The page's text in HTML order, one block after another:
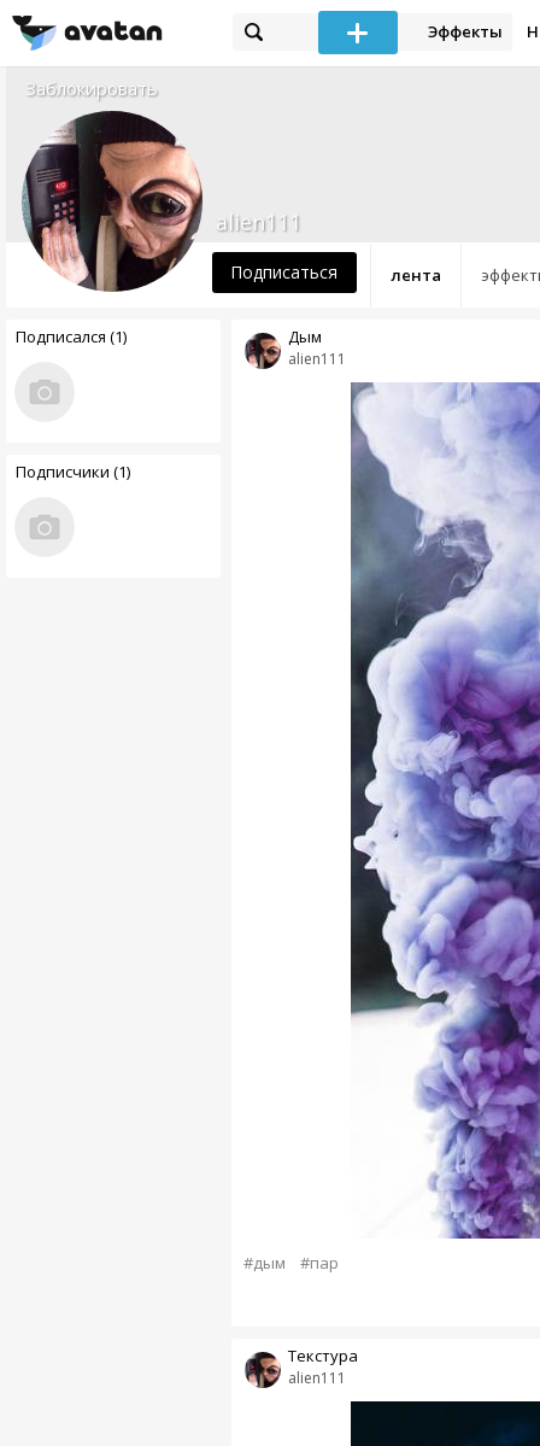
Эффекты
Заблокировать
лента
alien111
Подписаться
Подписался (1)
Подписчики (1)
alien111
Дым
#дым #пар
alien111
Текстура